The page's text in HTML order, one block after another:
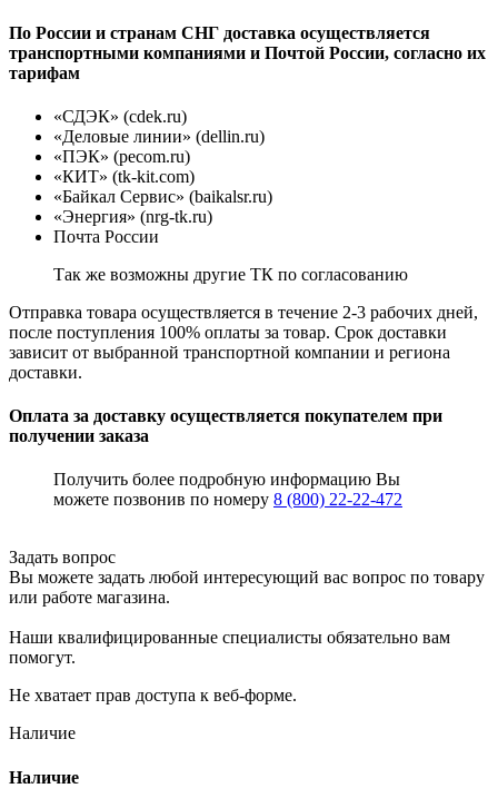
По России и странам СНГ доставка осуществляется
транспортными компаниями и Почтой России, согласно их
тарифам
«СДЭК» (cdek.ru)
«Деловые линии» (dellin.ru)
«ПЭК» (pecom.ru)
«КИТ» (tk-kit.com)
«Байкал Сервис» (baikalsr.ru)
«Энергия» (nrg-tk.ru)
Почта России
Так же возможны другие ТК по согласованию
Отправка товара осуществляется в течение 2-3 рабочих дней,
после поступления 100% оплаты за товар. Срок доставки
зависит от выбранной транспортной компании и региона
доставки.
Оплата за доставку осуществляется покупателем при
получении заказа
Получить более подробную информацию Вы
можете позвонив по номеру 8 (800) 22-22-472
Задать вопрос
Вы можете задать любой интересующий вас вопрос по товару
или работе магазина.
Наши квалифицированные специалисты обязательно вам
помогут.
Не хватает прав доступа к веб-форме.
Наличие
Наличие